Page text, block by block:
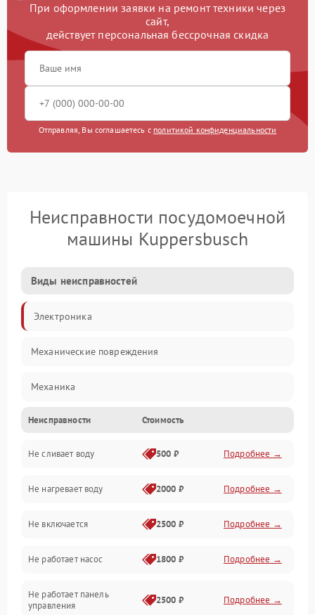
При оформлении заявки на ремонт техники через
сайт,
действует персональная бессрочная скидка
Отправляя, Вы соглашаетесь с политикой конфиденциальности
Неисправности посудомоечной
машины Kuppersbusch
Виды неисправностей
Электроника
Механические повреждения
Механика
Управление
Электропитание
Датчики
Нагрев
Вода
Гигиена
Неисправности Стоимость
Не сливает воду 500 ₽ Подробнее →
Не нагревает воду 2000 ₽ Подробнее →
Не включается 2500 ₽ Подробнее →
Не работает насос 1800 ₽ Подробнее →
Не работает панель
управления
2500 ₽ Подробнее →